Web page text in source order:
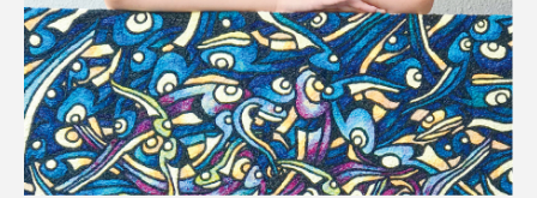
イッカク イトウ イトヒキアジ
イトヨリダイ イモリ イラスト
イリエワニ イワナ インドネシア
ウツボ ウナギ ウバザメ